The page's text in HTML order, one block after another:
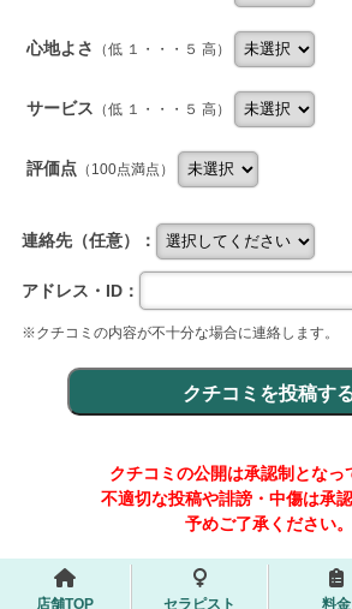
心地よさ （低 １・・・５ 高）
サービス （低 １・・・５ 高）
評価点 （100点満点）
連絡先（任意）：
アドレス・ID：
※クチコミの内容が不十分な場合に連絡します。
クチコミの公開は承認制となっ
不適切な投稿や誹謗・中傷は承認
予めご了承ください。
店舗TOP セラピスト 料金